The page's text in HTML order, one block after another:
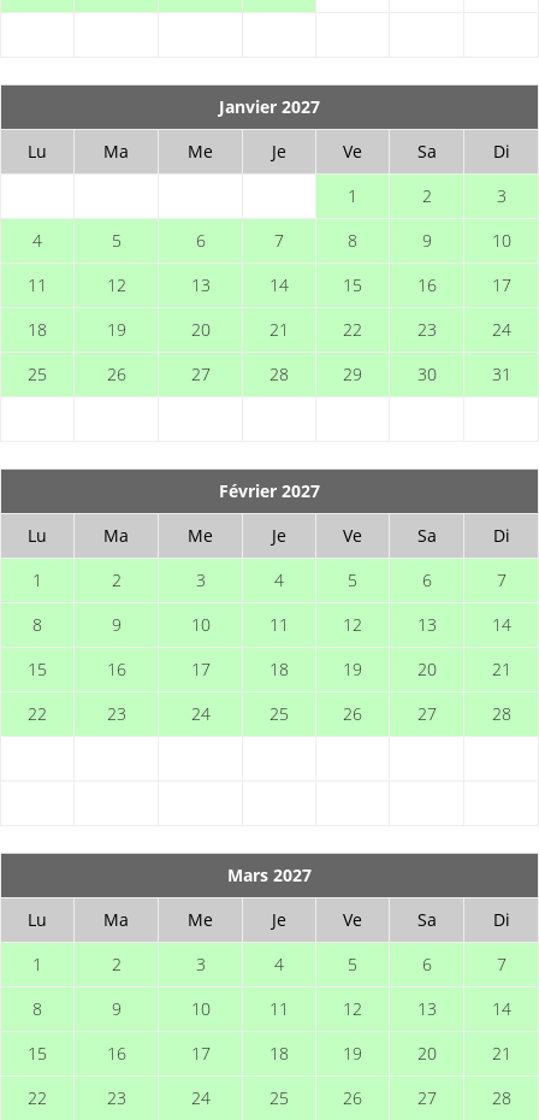
Janvier 2027
Lu
Ma Me Je Ve Sa
Di
1
2
3
4
5 6 7 8 9
10
11
12 13 14 15 16
17
18
19 20 21 22 23
24
25
26 27 28 29 30 31
Février 2027
Lu
Ma Me Je Ve Sa
Di
1
2 3 4 5 6
7
8
9 10 11 12 13
14
15
16 17 18 19 20
21
22
23 24 25 26 27 28
Mars 2027
Lu
Ma Me Je Ve Sa
Di
1
2 3 4 5 6
7
8
9 10 11 12 13
14
15
16 17 18 19 20
21
22
23 24 25 26 27
28